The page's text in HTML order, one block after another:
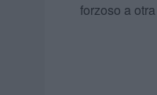
forzoso a